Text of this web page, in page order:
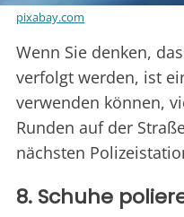
pixabay.com
Wenn Sie denken,
verfolgt werden, ist
verwenden können,
Runden auf der
nächsten
8. Schuhe